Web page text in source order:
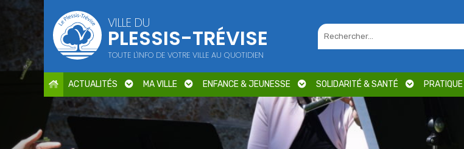
Points d'intérêt
Parcs et jardins
Services publics
Culture
Cimetière / Eglise
Petite enfance
Centres de loisirs
VILLE DU
PLESSIS-TRÉVISE
TOUTE L'INFO DE VOTRE VILLE AU QUOTIDIEN
ACTUALITÉS MA VILLE ENFANCE & JEUNESSE SOLIDARITÉ & SANTÉ PRATIQUE